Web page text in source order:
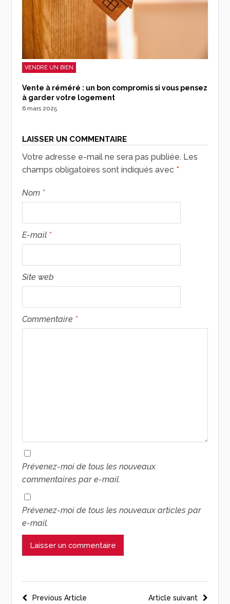
VENDRE UN BIEN
Vente à réméré : un bon compromis si vous pensez
à garder votre logement
6 mars 2025
LAISSER UN COMMENTAIRE
Votre adresse e-mail ne sera pas publiée. Les
champs obligatoires sont indiqués avec *
Nom *
E-mail *
Site web
Commentaire *
Prévenez-moi de tous les nouveaux
commentaires par e-mail.
Prévenez-moi de tous les nouveaux articles par
e-mail.
Article suivant
Previous Article